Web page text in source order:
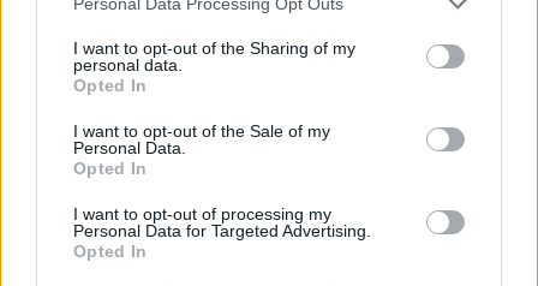
I want to opt-out of the Sharing of my
personal data.
Opted In
I want to opt-out of the Sale of my
Personal Data.
Opted In
I want to opt-out of processing my
Personal Data for Targeted Advertising.
Opted In
Virgilio Machado